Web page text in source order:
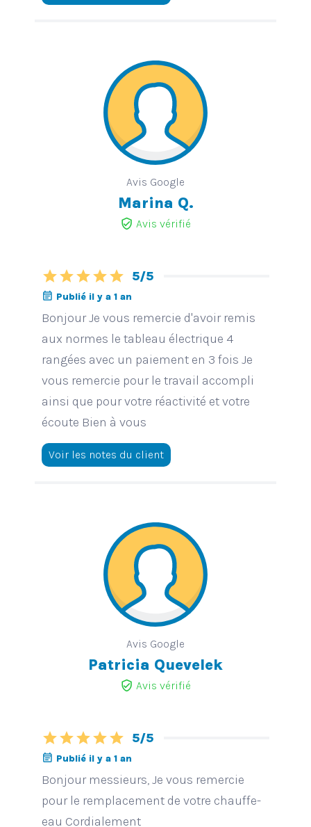
Avis Google
Marina Q.
verified_user Avis vérifié
starstarstarstarstar 5/5
event_note Publié il y a 1 an
Bonjour Je vous remercie d'avoir remis
aux normes le tableau électrique 4
rangées avec un paiement en 3 fois Je
vous remercie pour le travail accompli
ainsi que pour votre réactivité et votre
écoute Bien à vous
Voir les notes du client
Avis Google
Patricia Quevelek
verified_user Avis vérifié
starstarstarstarstar 5/5
event_note Publié il y a 1 an
Bonjour messieurs, Je vous remercie
pour le remplacement de votre chauffe-
eau Cordialement